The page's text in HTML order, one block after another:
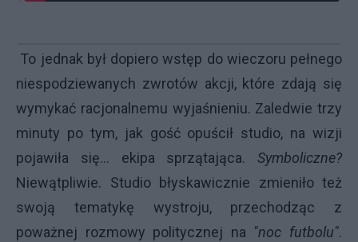
To jednak był dopiero wstęp do wieczoru pełnego
niespodziewanych zwrotów akcji, które zdają się
wymykać racjonalnemu wyjaśnieniu. Zaledwie trzy
minuty po tym, jak gość opuścił studio, na wizji
pojawiła się... ekipa sprzątająca. Symboliczne?
Niewątpliwie. Studio błyskawicznie zmieniło też
swoją tematykę wystroju, przechodząc z
poważnej rozmowy politycznej na "noc futbolu".